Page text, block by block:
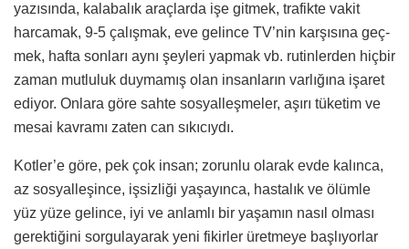
yazısında, kalabalık araçlarda işe git­mek, trafikte vakit
harcamak, 9-5 çalış­mak, eve gelince TV’nin karşısına geç­
mek, hafta sonları aynı şeyleri yapmak vb. rutinlerden hiçbir
zaman mutluluk duymamış olan insanların varlığına işa­ret
ediyor. Onlara göre sahte sosyalleş­meler, aşırı tüketim ve
mesai kavramı zaten can sıkıcıydı.
Kotler’e göre, pek çok insan; zorunlu olarak evde kalınca,
az sosyalleşince, işsizliği yaşayınca, hastalık ve ölümle
yüz yüze gelince, iyi ve anlamlı bir ya­şamın nasıl olması
gerektiğini sorgula­yarak yeni fikirler üretmeye başlıyorlar